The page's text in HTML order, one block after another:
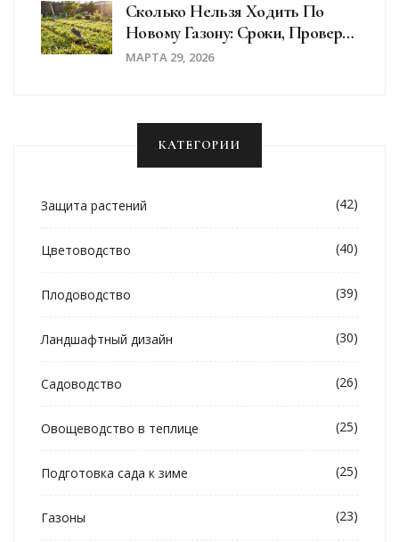
Сколько Нельзя Ходить По
Новому Газону: Сроки, Проверка
И Уход До Полного Роста
МАРТА 29, 2026
КАТЕГОРИИ
Защита растений (42)
Цветоводство (40)
Плодоводство (39)
Ландшафтный дизайн (30)
Садоводство (26)
Овощеводство в теплице (25)
Подготовка сада к зиме (25)
Газоны (23)